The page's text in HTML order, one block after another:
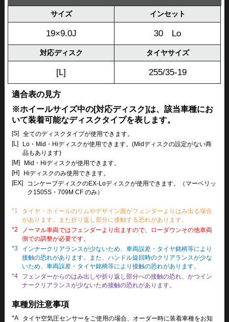
サイズ インセット
19×9.0J 30 Lo
対応ディスク タイヤサイズ
[L] 255/35-19
適合表の見方
※ホイールサイズ中の[対応ディスク]は、該当車種にお
いて装着可能なディスクタイプを表します。
[S] 全てのディスクタイプが使用できます。
[L]
Lo・Mid・Hiディスクが使用できます。(Midディスクの設定がない商
品もあります)
[M]
Mid・Hiディスクが使用できます。
[H]
Hiディスクのみ使用できます。
[EX]
コンケーブディスクのEX-Loディスクが使用できます。（マーベリッ
ク1505S・709M CF のみ）
*1
タイヤ・ホイールのリムやデザイン面がフェンダーよりはみ出る場合
があります。また折り返し部分に接触する恐れがあります。
*2
ノーマル車両ではフェンダーより出ますので、ローダウンその他車両
側での調整が必要です。
*3
インナークリアランスが少ないため、車両誤差・タイヤ銘柄等により
接触の恐れがあります。また、ハンドル旋回時のクリアランスが少な
いため、車両誤差・タイヤ銘柄等により接触の恐れがあります。
*4
フェンダーからのはみ出しや折り返し部分への接触の恐れ、かつイン
ナークリアランスが少ないため接触の恐れがあります。
車種別注意事項
*A タイヤ空気圧センサーをご使用の場合、オーダー時に装着車種をお知